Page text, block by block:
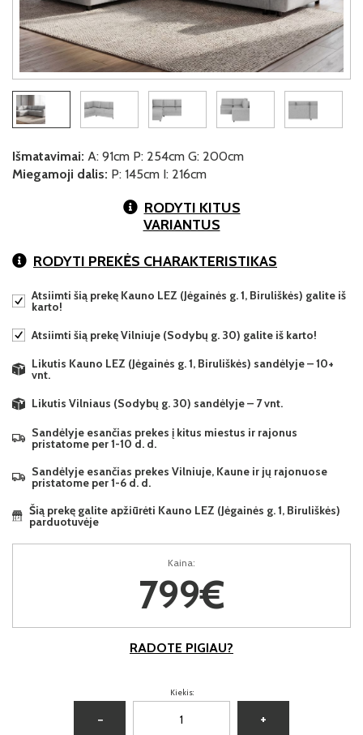
Išmatavimai: A: 91cm P: 254cm G: 200cm
Miegamoji dalis: P: 145cm I: 216cm
RODYTI KITUS
VARIANTUS
RODYTI PREKĖS CHARAKTERISTIKAS
Atsiimti šią prekę Kauno LEZ (Jėgainės g. 1, Biruliškės) galite iš
karto!
Atsiimti šią prekę Vilniuje (Sodybų g. 30) galite iš karto!
Likutis Kauno LEZ (Jėgainės g. 1, Biruliškės) sandėlyje – 10+
vnt.
Likutis Vilniaus (Sodybų g. 30) sandėlyje – 7 vnt.
Sandėlyje esančias prekes į kitus miestus ir rajonus
pristatome per 1-10 d. d.
Sandėlyje esančias prekes Vilniuje, Kaune ir jų rajonuose
pristatome per 1-6 d. d.
Šią prekę galite apžiūrėti Kauno LEZ (Jėgainės g. 1, Biruliškės)
parduotuvėje
Kaina:
799€
RADOTE PIGIAU?
Kiekis:
− +